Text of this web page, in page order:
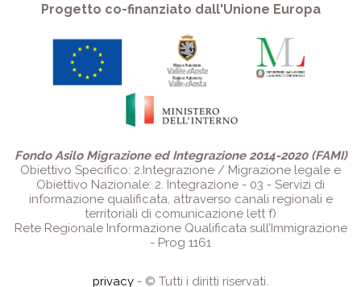
Progetto co-finanziato dall'Unione Europa
Fondo Asilo Migrazione ed Integrazione 2014-2020 (FAMI)
Obiettivo Specifico: 2.Integrazione / Migrazione legale e
Obiettivo Nazionale: 2. Integrazione - 03 - Servizi di
informazione qualificata, attraverso canali regionali e
territoriali di comunicazione lett f)
Rete Regionale Informazione Qualificata sull’Immigrazione
- Prog 1161
privacy - © Tutti i diritti riservati.